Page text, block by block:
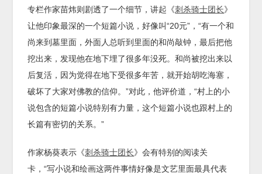
专栏作家苗炜则剧透了一个细节，讲起《刺杀骑士团长》
让他印象最深的一个短篇小说，好像叫“20元”，“有一个和
尚来到墓里面，外面人总听到里面的和尚敲钟，最后把他
挖出来，发现他在地下埋了很多年没死。和尚被挖出来以
后复活，因为觉得在地下受很多年苦，就开始胡吃海塞，
破坏了大家对佛教的信仰。”对此，他评价道，“村上的小
说包含的短篇小说特别有力量，这个短篇小说也跟村上的
长篇有密切的关系。”
作家杨葵表示《刺杀骑士团长》会有特别的阅读关
卡，“写小说和绘画这两件事情好像是文艺里面最具代表